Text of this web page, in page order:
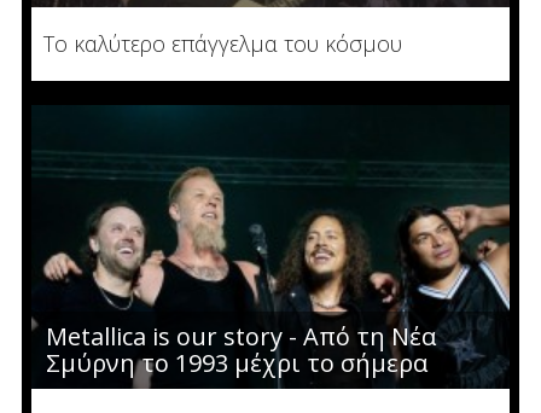
Το καλύτερο επάγγελμα του κόσμου
Metallica is our story - Από τη Νέα
Σμύρνη το 1993 μέχρι το σήμερα